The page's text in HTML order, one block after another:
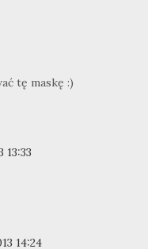
tę maskę :)
13:33
14:24